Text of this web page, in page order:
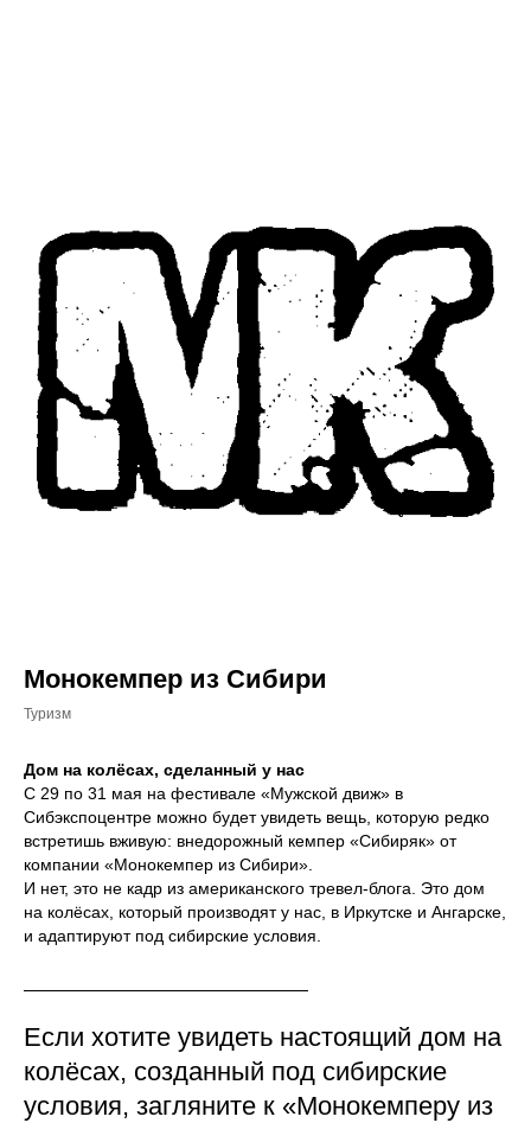
Монокемпер из Сибири
Туризм
Дом на колёсах, сделанный у нас
С 29 по 31 мая на фестивале «Мужской движ» в
Сибэкспоцентре можно будет увидеть вещь, которую редко
встретишь вживую: внедорожный кемпер «Сибиряк» от
компании «Монокемпер из Сибири».
И нет, это не кадр из американского тревел-блога. Это дом
на колёсах, который производят у нас, в Иркутске и Ангарске,
и адаптируют под сибирские условия.
Если хотите увидеть настоящий дом на
колёсах, созданный под сибирские
условия, загляните к «Монокемперу из